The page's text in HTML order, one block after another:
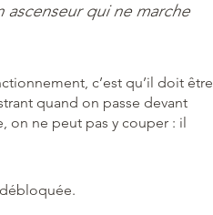
ascenseur qui ne marche
c’est qu’il doit être
quand on passe devant
on ne peut pas y couper : il